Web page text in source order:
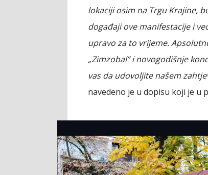
lokaciji osim na Trgu Krajine,
događaji ove manifestacije i
upravo za to vrijeme.
„Zimzobal” i novogodišnje
vas da udovoljite našem
navedeno je u dopisu koji je u